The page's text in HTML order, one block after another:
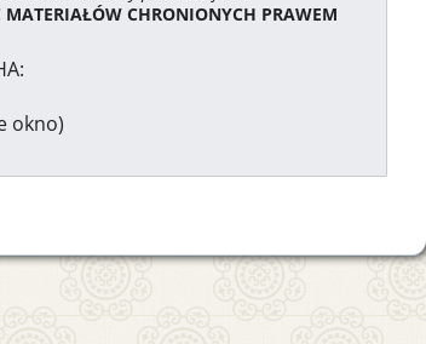
MATERIAŁÓW CHRONIONYCH PRAWEM
okno)